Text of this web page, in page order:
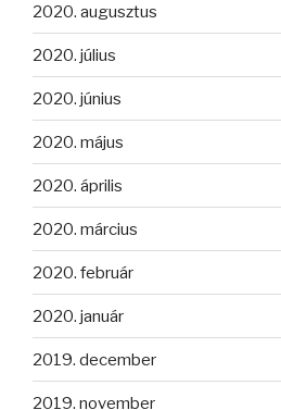
2020. augusztus
2020. július
2020. június
2020. május
2020. április
2020. március
2020. február
2020. január
2019. december
2019. november